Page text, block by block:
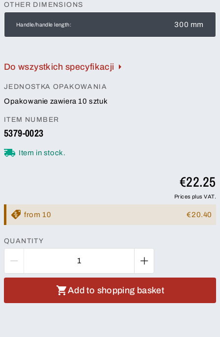
OTHER DIMENSIONS
Handle/handle length: 300 mm
Do wszystkich specyfikacji
JEDNOSTKA OPAKOWANIA
Opakowanie zawiera 10 sztuk
ITEM NUMBER
5379-0023
Item in stock.
€22.25
Prices plus VAT.
from 10 €20.40
QUANTITY
Add to shopping basket